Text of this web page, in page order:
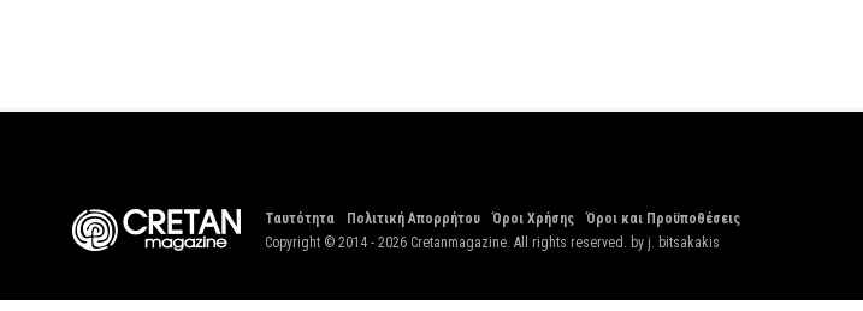
Ταυτότητα Πολιτική Απορρήτου Όροι Χρήσης
Όροι και Προϋποθέσεις
Copyright © 2014 - 2026 Cretanmagazine. All rights reserved. by j. bitsakakis